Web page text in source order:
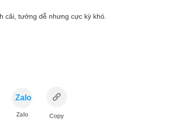
cãi, tưởng dễ nhưng cực kỳ khó.
Zalo
Zalo Copy